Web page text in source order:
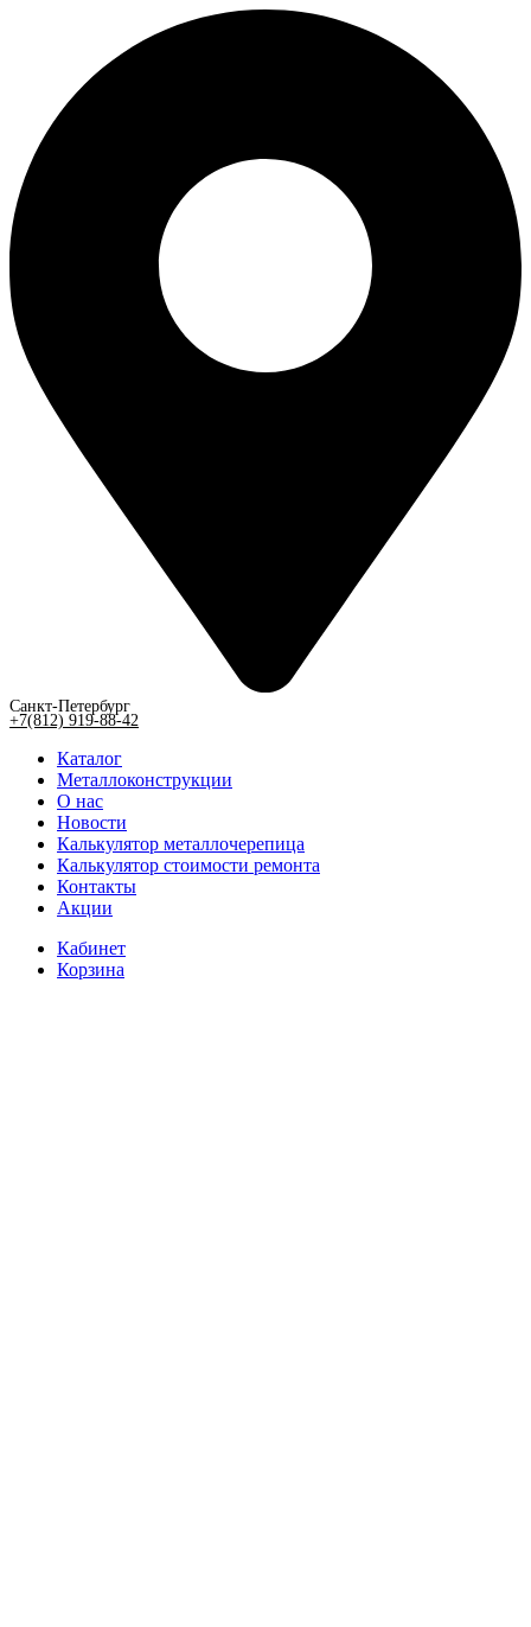
Санкт-Петербург
+7(812) 919-88-42
Каталог
Металлоконструкции
О нас
Новости
Калькулятор металлочерепица
Калькулятор стоимости ремонта
Контакты
Акции
Кабинет
Корзина